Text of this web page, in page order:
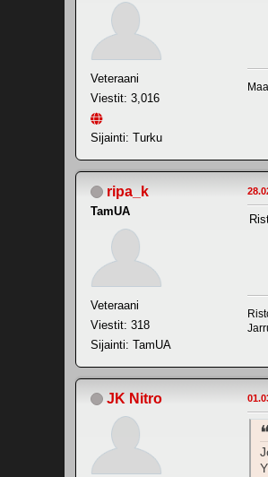
Veteraani
Viestit: 3,016
Sijainti: Turku
ripa_k
TamUA
Veteraani
Viestit: 318
Sijainti: TamUA
JK Nitro